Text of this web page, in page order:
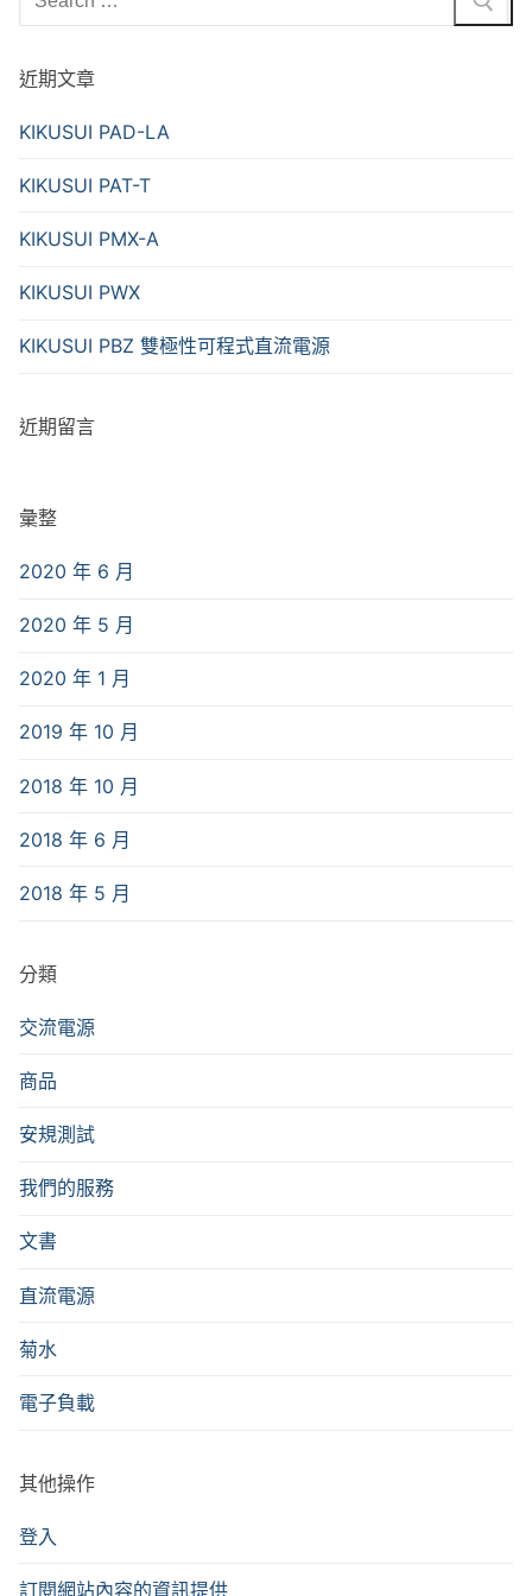
近期文章
KIKUSUI PAD-LA
KIKUSUI PAT-T
KIKUSUI PMX-A
KIKUSUI PWX
KIKUSUI PBZ 雙極性可程式直流電源
近期留言
彙整
2020 年 6 月
2020 年 5 月
2020 年 1 月
2019 年 10 月
2018 年 10 月
2018 年 6 月
2018 年 5 月
分類
交流電源
商品
安規測試
我們的服務
文書
直流電源
菊水
電子負載
其他操作
登入
訂閱網站內容的資訊提供